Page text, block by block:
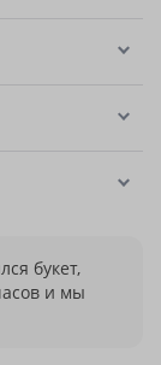
букет,
и мы